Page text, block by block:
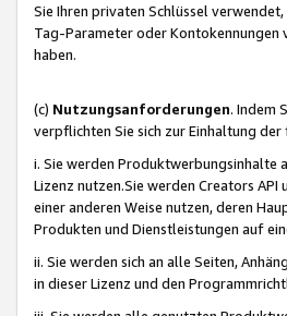
Sie Ihren privaten Schlüssel
Tag-Parameter oder Kontokennungen
haben.
(c) Nutzungsanforderungen. Indem
verpflichten Sie sich zur Einhaltung
i. Sie werden Produktwerbungsinhalte
Lizenz nutzen.Sie werden Creators
einer anderen Weise nutzen, deren
Produkten und Dienstleistungen auf
ii. Sie werden sich an alle Seiten,
in dieser Lizenz und den